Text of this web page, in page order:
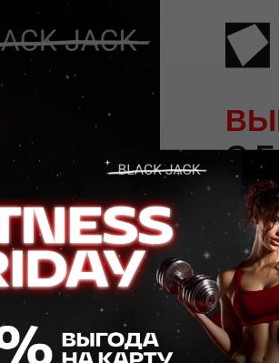
С
залами
клубом!